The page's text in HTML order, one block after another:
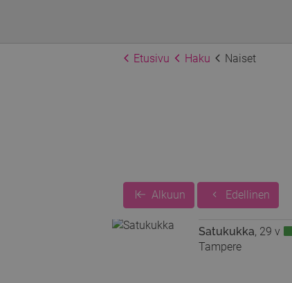
Etusivu Haku Naiset
Alkuun Edellinen
Satukukka, 29 v
Tampere